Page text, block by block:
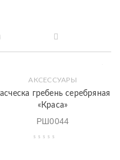
АКСЕССУАРЫ
гребень серебряная
«Краса»
РШ0044